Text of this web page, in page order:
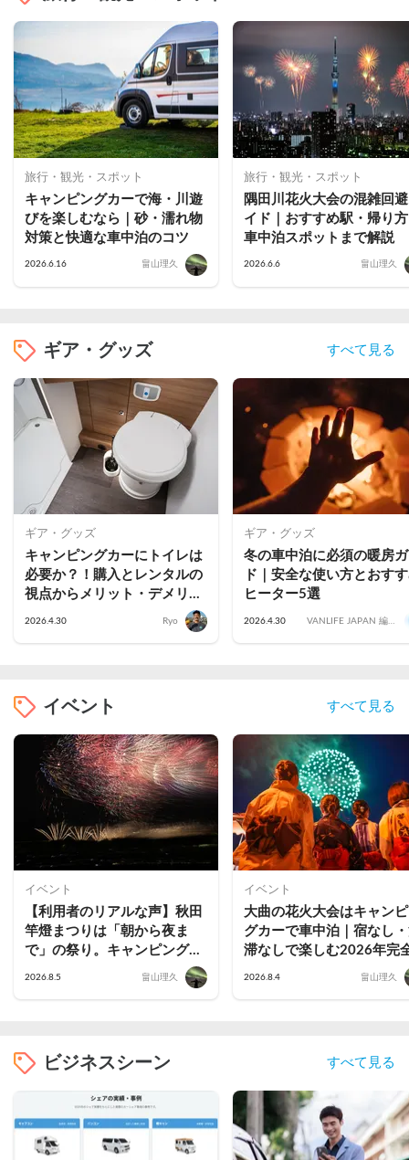
旅行・観光・スポット
キャンピングカーで海・川遊
びを楽しむなら｜砂・濡れ物
対策と快適な車中泊のコツ
2026.6.16 畠山理久
旅行・観光・スポット
隅田川花火大会の混雑回
イド｜おすすめ駅・帰り
車中泊スポットまで解説
2026.6.6 畠山理久
ギア・グッズ すべて見る
ギア・グッズ
キャンピングカーにトイレは
必要か？！購入とレンタルの
視点からメリット・デメリッ
2026.4.30 Ryo
ギア・グッズ
冬の車中泊に必須の暖房
ド｜安全な使い方とおす
ヒーター5選
2026.4.30
VANLIFE JAPAN 編集
イベント すべて見る
イベント
【利用者のリアルな声】秋田
竿燈まつりは「朝から夜ま
で」の祭り。キャンピングカ
ーで行った2組の記録
2026.8.5 畠山理久
イベント
大曲の花火大会はキャン
グカーで車中泊｜宿なし
滞なしで楽しむ2026年完
2026.8.4 畠山理久
ビジネスシーン すべて見る